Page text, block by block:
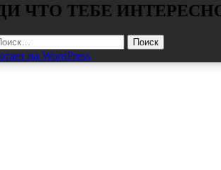
ЧТО ТЕБЕ
на WordPress